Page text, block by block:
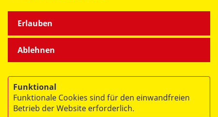
Bewirken Sie etwas. Mit Ihrer ASB-Mitgliedschaft.
Werden Sie Samariter!
Mehr lesen
Ablehnen
Erlauben
Funktional
Funktionale Cookies sind für den einwandfreien
Betrieb der Website erforderlich.